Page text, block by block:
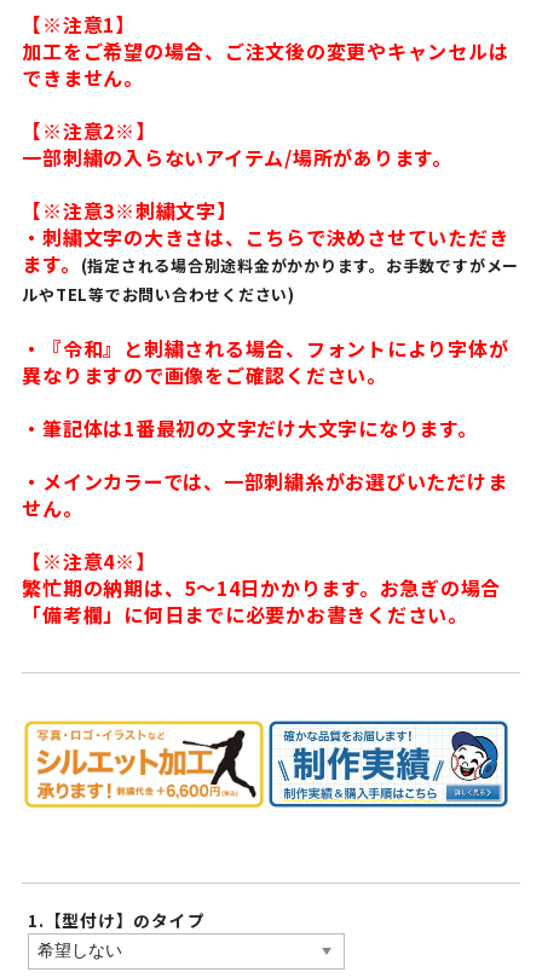
【※注意1】
加工をご希望の場合、ご注文後の変更やキャンセルは
できません。
【※注意2※】
一部刺繍の入らないアイテム/場所があります。
【※注意3※刺繍文字】
・刺繍文字の大きさは、こちらで決めさせていただき
ます。
(指定される場合別途料金がかかります。お手数ですがメー
ルやTEL等でお問い合わせください)
・『令和』と刺繍される場合、フォントにより字体が
異なりますので画像をご確認ください。
・筆記体は1番最初の文字だけ大文字になります。
・メインカラーでは、一部刺繍糸がお選びいただけま
せん。
【※注意4※】
繁忙期の納期は、5〜14日かかります。お急ぎの場合
「備考欄」に何日までに必要かお書きください。
1.【型付け】のタイプ